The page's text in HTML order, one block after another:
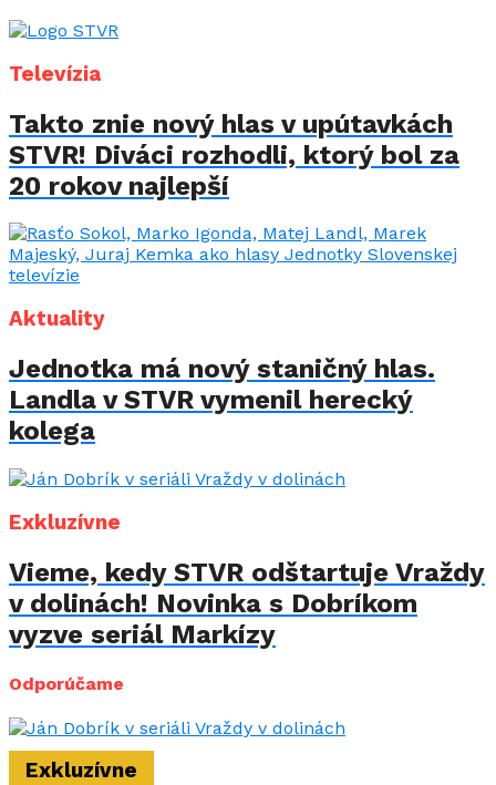
Televízia
Takto znie nový hlas v upútavkách
STVR! Diváci rozhodli, ktorý bol za
20 rokov najlepší
Aktuality
Jednotka má nový staničný hlas.
Landla v STVR vymenil herecký
kolega
Exkluzívne
Vieme, kedy STVR odštartuje Vraždy
v dolinách! Novinka s Dobríkom
vyzve seriál Markízy
Odporúčame
Exkluzívne